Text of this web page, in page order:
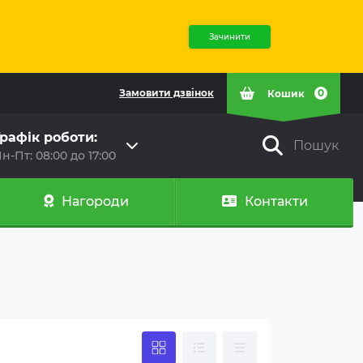
Зачинити
Замовити дзвінок Кошик 0
роботи:
Пт: 08:00 до 17:00
Пошук
Нагороди Контакти